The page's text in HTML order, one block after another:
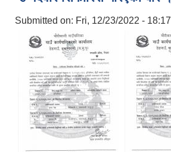
Submitted on: Fri, 12/23/2022 - 18:17